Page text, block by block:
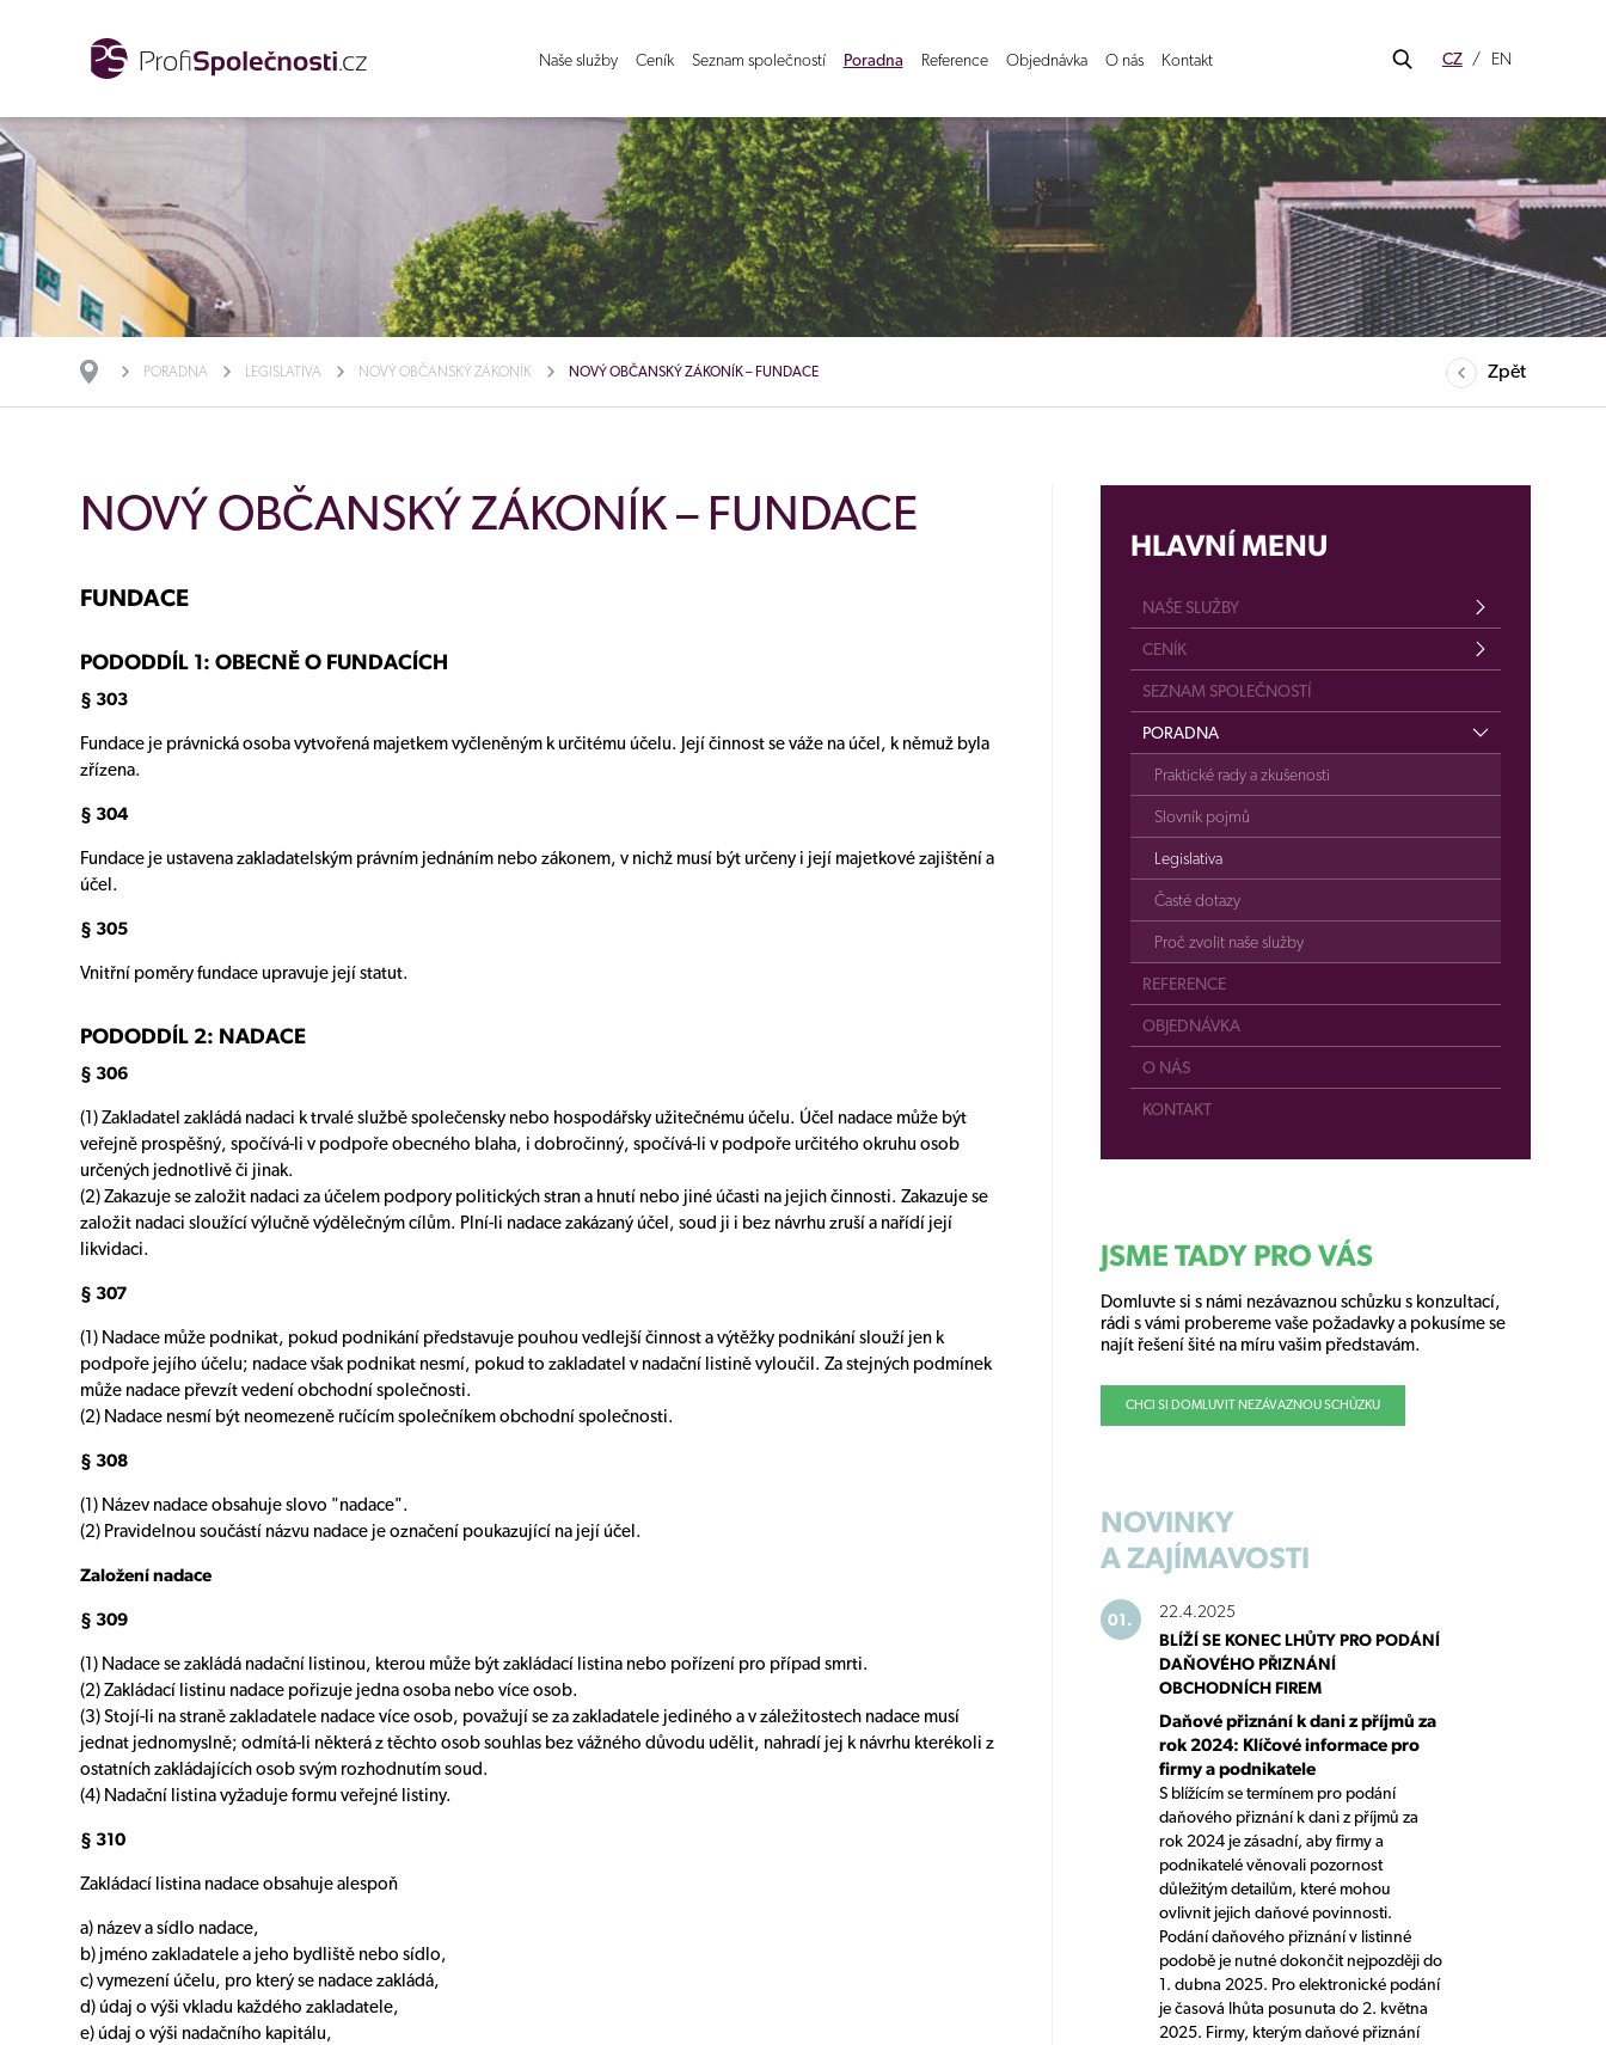
Naše služby Ceník Seznam společností Poradna Reference Objednávka O nás Kontakt CZ EN
Zpět
PORADNA LEGISLATIVA NOVÝ OBČANSKÝ ZÁKONÍK NOVÝ OBČANSKÝ ZÁKONÍK – FUNDACE
NOVÝ OBČANSKÝ ZÁKONÍK – FUNDACE
FUNDACE
PODODDÍL 1: OBECNĚ O FUNDACÍCH
§ 303
Fundace je právnická osoba vytvořená majetkem vyčleněným k určitému účelu. Její činnost se váže na účel, k němuž byla
zřízena.
§ 304
Fundace je ustavena zakladatelským právním jednáním nebo zákonem, v nichž musí být určeny i její majetkové zajištění a
účel.
§ 305
Vnitřní poměry fundace upravuje její statut.
PODODDÍL 2: NADACE
§ 306
(1) Zakladatel zakládá nadaci k trvalé službě společensky nebo hospodářsky užitečnému účelu. Účel nadace může být
veřejně prospěšný, spočívá-li v podpoře obecného blaha, i dobročinný, spočívá-li v podpoře určitého okruhu osob
určených jednotlivě či jinak.
(2) Zakazuje se založit nadaci za účelem podpory politických stran a hnutí nebo jiné účasti na jejich činnosti. Zakazuje se
založit nadaci sloužící výlučně výdělečným cílům. Plní-li nadace zakázaný účel, soud ji i bez návrhu zruší a nařídí její
likvidaci.
§ 307
(1) Nadace může podnikat, pokud podnikání představuje pouhou vedlejší činnost a výtěžky podnikání slouží jen k
podpoře jejího účelu; nadace však podnikat nesmí, pokud to zakladatel v nadační listině vyloučil. Za stejných podmínek
může nadace převzít vedení obchodní společnosti.
(2) Nadace nesmí být neomezeně ručícím společníkem obchodní společnosti.
§ 308
(1) Název nadace obsahuje slovo "nadace".
(2) Pravidelnou součástí názvu nadace je označení poukazující na její účel.
Založení nadace
§ 309
(1) Nadace se zakládá nadační listinou, kterou může být zakládací listina nebo pořízení pro případ smrti.
(2) Zakládací listinu nadace pořizuje jedna osoba nebo více osob.
(3) Stojí-li na straně zakladatele nadace více osob, považují se za zakladatele jediného a v záležitostech nadace musí
jednat jednomyslně; odmítá-li některá z těchto osob souhlas bez vážného důvodu udělit, nahradí jej k návrhu kterékoli z
ostatních zakládajících osob svým rozhodnutím soud.
(4) Nadační listina vyžaduje formu veřejné listiny.
§ 310
Zakládací listina nadace obsahuje alespoň
a) název a sídlo nadace,
b) jméno zakladatele a jeho bydliště nebo sídlo,
c) vymezení účelu, pro který se nadace zakládá,
d) údaj o výši vkladu každého zakladatele,
e) údaj o výši nadačního kapitálu,
HLAVNÍ MENU
NAŠE SLUŽBY
CENÍK
SEZNAM SPOLEČNOSTÍ
PORADNA
Praktické rady a zkušenosti
Slovník pojmů
Legislativa
Časté dotazy
Proč zvolit naše služby
REFERENCE
OBJEDNÁVKA
O NÁS
KONTAKT
JSME TADY PRO VÁS
Domluvte si s námi nezávaznou schůzku s konzultací,
rádi s vámi probereme vaše požadavky a pokusíme se
najít řešení šité na míru vašim představám.
CHCI SI DOMLUVIT NEZÁVAZNOU SCHŮZKU
NOVINKY
A ZAJÍMAVOSTI
01.
22.4.2025
BLÍŽÍ SE KONEC LHŮTY PRO PODÁNÍ
DAŇOVÉHO PŘIZNÁNÍ
OBCHODNÍCH FIREM
Daňové přiznání k dani z příjmů za
rok 2024: Klíčové informace pro
firmy a podnikatele
S blížícím se termínem pro podání
daňového přiznání k dani z příjmů za
rok 2024 je zásadní, aby firmy a
podnikatelé věnovali pozornost
důležitým detailům, které mohou
ovlivnit jejich daňové povinnosti.
Podání daňového přiznání v listinné
podobě je nutné dokončit nejpozději do
1. dubna 2025. Pro elektronické podání
je časová lhůta posunuta do 2. května
2025. Firmy, kterým daňové přiznání